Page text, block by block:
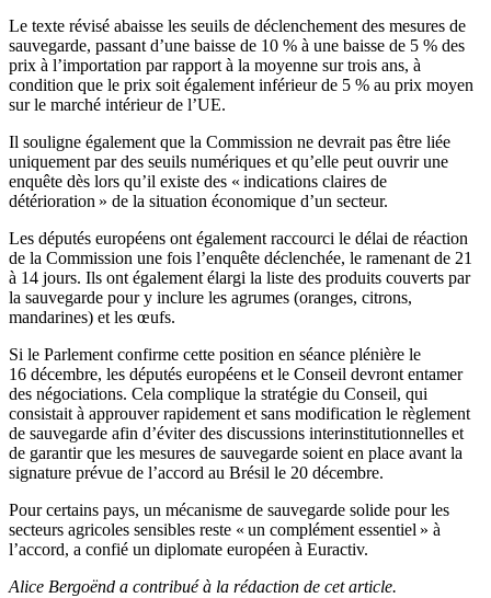
Le texte révisé abaisse les seuils de déclenchement des mesures de
sauvegarde, passant d’une baisse de 10 % à une baisse de 5 % des
prix à l’importation par rapport à la moyenne sur trois ans, à
condition que le prix soit également inférieur de 5 % au prix moyen
sur le marché intérieur de l’UE.
Il souligne également que la Commission ne devrait pas être liée
uniquement par des seuils numériques et qu’elle peut ouvrir une
enquête dès lors qu’il existe des « indications claires de
détérioration » de la situation économique d’un secteur.
Les députés européens ont également raccourci le délai de réaction
de la Commission une fois l’enquête déclenchée, le ramenant de 21
à 14 jours. Ils ont également élargi la liste des produits couverts par
la sauvegarde pour y inclure les agrumes (oranges, citrons,
mandarines) et les œufs.
Si le Parlement confirme cette position en séance plénière le
16 décembre, les députés européens et le Conseil devront entamer
des négociations. Cela complique la stratégie du Conseil, qui
consistait à approuver rapidement et sans modification le règlement
de sauvegarde afin d’éviter des discussions interinstitutionnelles et
de garantir que les mesures de sauvegarde soient en place avant la
signature prévue de l’accord au Brésil le 20 décembre.
Pour certains pays, un mécanisme de sauvegarde solide pour les
secteurs agricoles sensibles reste « un complément essentiel » à
l’accord, a confié un diplomate européen à Euractiv.
Alice Bergoënd a contribué à la rédaction de cet article.